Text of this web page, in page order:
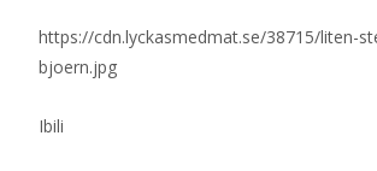
https://cdn.lyckasmedmat.se/38715/liten-
bjoern.jpg
Ibili